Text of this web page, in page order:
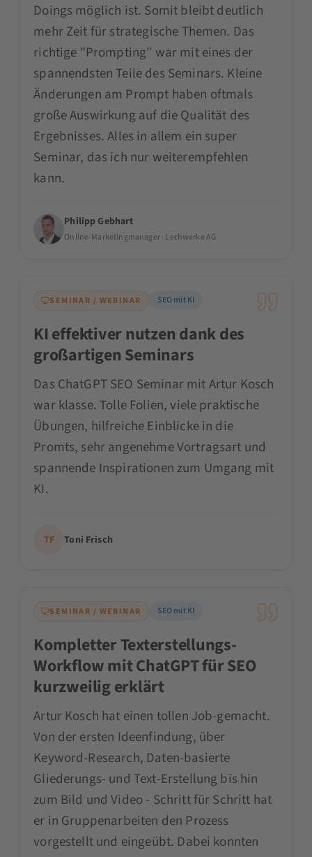
Doings möglich ist. Somit bleibt deutlich
mehr Zeit für strategische Themen. Das
richtige "Prompting" war mit eines der
spannendsten Teile des Seminars. Kleine
Änderungen am Prompt haben oftmals
große Auswirkung auf die Qualität des
Ergebnisses. Alles in allem ein super
Seminar, das ich nur weiterempfehlen
kann.
Philipp Gebhart
Online-Marketingmanager · Lechwerke AG
SEMINAR / WEBINAR SEO mit KI
KI effektiver nutzen dank des
großartigen Seminars
Das ChatGPT SEO Seminar mit Artur Kosch
war klasse. Tolle Folien, viele praktische
Übungen, hilfreiche Einblicke in die
Promts, sehr angenehme Vortragsart und
spannende Inspirationen zum Umgang mit
KI.
TF Toni Frisch
SEMINAR / WEBINAR SEO mit KI
Kompletter Texterstellungs-
Workflow mit ChatGPT für SEO
kurzweilig erklärt
Artur Kosch hat einen tollen Job-gemacht.
Von der ersten Ideenfindung, über
Keyword-Research, Daten-basierte
Gliederungs- und Text-Erstellung bis hin
zum Bild und Video - Schritt für Schritt hat
er in Gruppenarbeiten den Prozess
vorgestellt und eingeübt. Dabei konnten